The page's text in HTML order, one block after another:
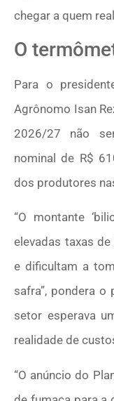
chegar a quem
O
Para o
Agrônomo Isan
2026/27 não
nominal de R$
dos produtores
“O montante
elevadas taxas
e dificultam a
safra”, pondera
setor esperava
realidade de
“O anúncio do